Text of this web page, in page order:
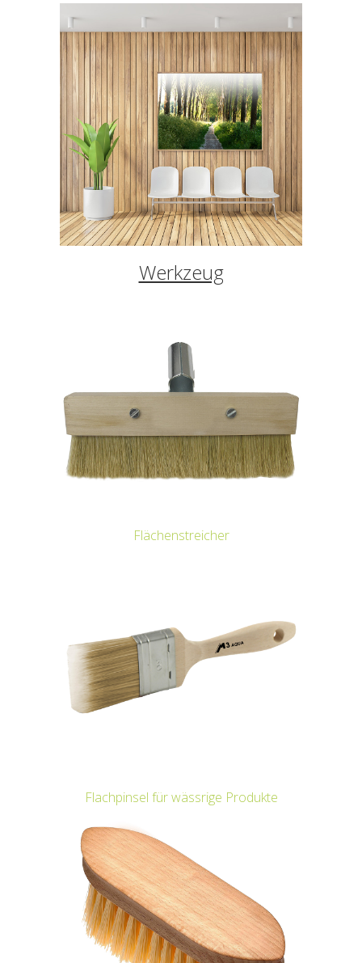
Werkzeug
Flächenstreicher
Flachpinsel für wässrige Produkte